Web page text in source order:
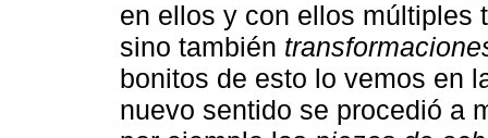
en ellos y con ellos múltiples
sino también
bonitos de esto lo vemos en
nuevo sentido se procedió a